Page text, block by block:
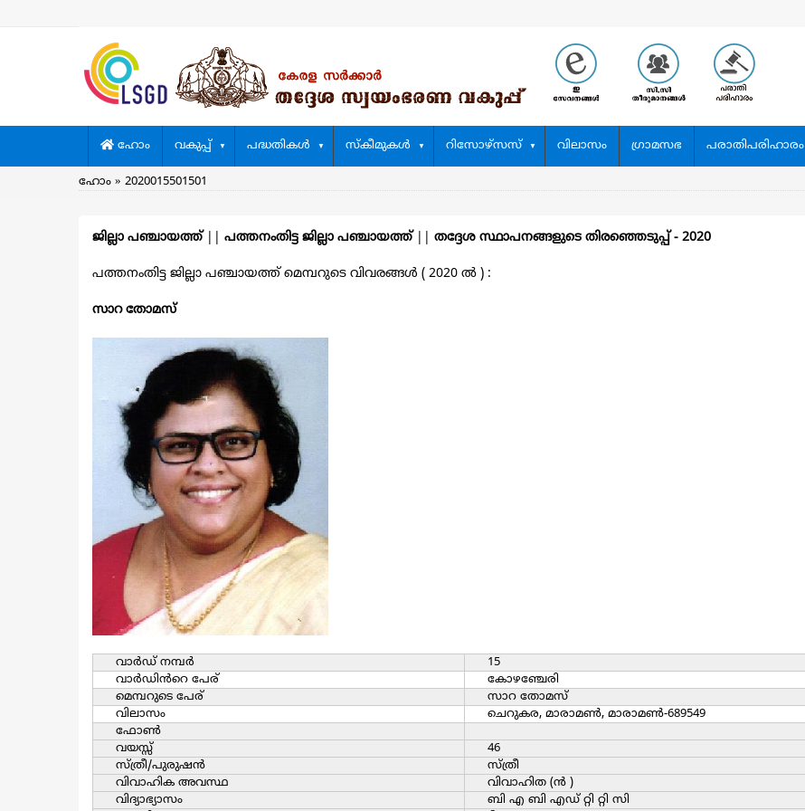
Main
navigation
ഹോം വകുപ്പ് പദ്ധതികള്‍ സ്കീമുകള്‍ റിസോഴ്സസ് വിലാസം ഗ്രാമസഭ പരാതിപരിഹാരം
Breadcrumb
ഹോം 2020015501501
ജില്ലാ പഞ്ചായത്ത്|| പത്തനംതിട്ട ജില്ലാ പഞ്ചായത്ത് തദ്ദേശ സ്ഥാപനങ്ങളുടെ തിരഞ്ഞെടുപ്പ്‌ - 2020
പത്തനംതിട്ട ജില്ലാ പഞ്ചായത്ത് മെമ്പറുടെ വിവരങ്ങള്‍ ( 2020 ല്‍ ) :
സാറ തോമസ്‌
വാര്‍ഡ്‌ നമ്പര്‍
15
വാര്‍ഡിൻറെ പേര്
കോഴഞ്ചേരി
മെമ്പറുടെ പേര്
സാറ തോമസ്‌
വിലാസം
ചെറുകര, മാരാമണ്‍, മാരാമണ്‍-689549
ഫോൺ
വയസ്സ്
46
സ്ത്രീ/പുരുഷന്‍
സ്ത്രീ
വിവാഹിക അവസ്ഥ
വിവാഹിത (ന്‍ )
വിദ്യാഭ്യാസം
ബി എ ബി എഡ്‌ റ്റി റ്റി സി